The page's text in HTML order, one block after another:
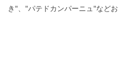
き"、"パテドカンパーニュ"など